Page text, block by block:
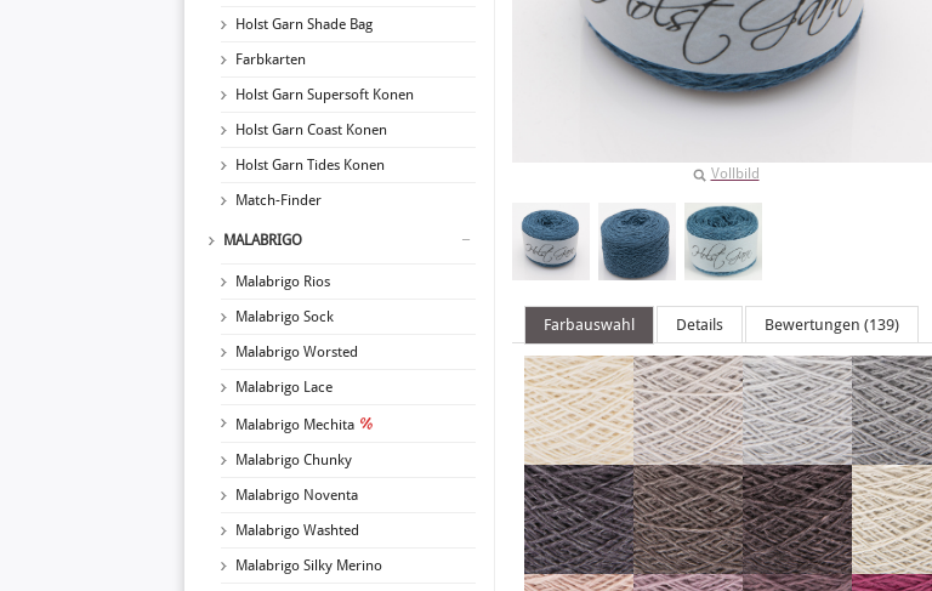
Holst Garn Shade Bag
Farbkarten
Holst Garn Supersoft Konen
Holst Garn Coast Konen
Holst Garn Tides Konen
Match-Finder
MALABRIGO
Malabrigo Rios
Malabrigo Sock
Malabrigo Worsted
Malabrigo Lace
Malabrigo Mechita
Malabrigo Chunky
Malabrigo Noventa
Malabrigo Washted
Malabrigo Silky Merino
Vollbild
Farbauswahl Details Bewertungen (139)